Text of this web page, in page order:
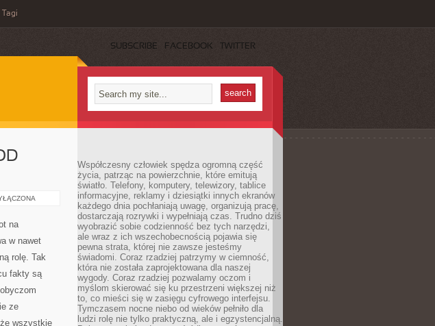
Tagi
SUBSCRIBE FACEBOOK TWITTER
na
w nawet
rolę. Tak
fakty są
ze
wszystkie
Współczesny człowiek spędza ogromną część
życia, patrząc na powierzchnie, które emitują
światło. Telefony, komputery, telewizory, tablice
informacyjne, reklamy i dziesiątki innych ekranów
każdego dnia pochłaniają uwagę, organizują pracę,
dostarczają rozrywki i wypełniają czas. Trudno dziś
wyobrazić sobie codzienność bez tych narzędzi,
ale wraz z ich wszechobecnością pojawia się
pewna strata, której nie zawsze jesteśmy
świadomi. Coraz rzadziej patrzymy w ciemność,
która nie została zaprojektowana dla naszej
wygody. Coraz rzadziej pozwalamy oczom i
myślom skierować się ku przestrzeni większej niż
to, co mieści się w zasięgu cyfrowego interfejsu.
Tymczasem nocne niebo od wieków pełniło dla
ludzi rolę nie tylko praktyczną, ale i egzystencjalną.